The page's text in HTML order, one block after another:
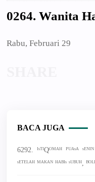
0264. Wanita
Rabu, Februari 29
BACA JUGA
6292. ᴵˢᵀᴵQᴼᴹᴬᴴ ᴾᵁᴬˢᴬ
ˢᴱᵀᴱᴸᴬᴴ ᴹᴬᴷᴬᴺ ᴴᴬᴮᴵˢ ˢᵁᴮᵁᴴ,